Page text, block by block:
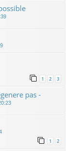
1 2 3
pas -
1 2